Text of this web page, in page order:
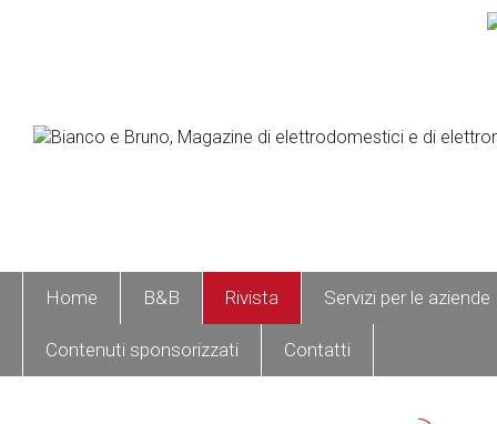
Home B&B Rivista Servizi per le aziende
Contenuti sponsorizzati Contatti